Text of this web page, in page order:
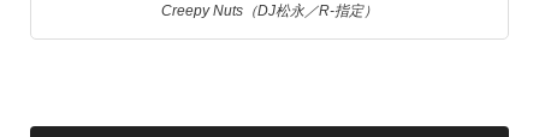
Creepy Nuts（DJ松永／R-指定）